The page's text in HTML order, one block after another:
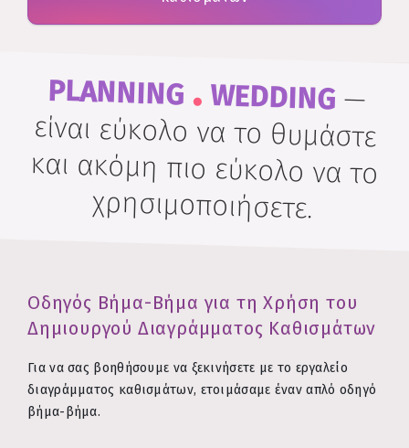
PLANNING . WEDDING—
είναι εύκολο να το θυμάστε
και ακόμη πιο εύκολο να το
χρησιμοποιήσετε.
Οδηγός Βήμα-Βήμα για τη Χρήση του
Δημιουργού Διαγράμματος Καθισμάτων
Για να σας βοηθήσουμε να ξεκινήσετε με το εργαλείο
διαγράμματος καθισμάτων, ετοιμάσαμε έναν απλό οδηγό
βήμα-βήμα.